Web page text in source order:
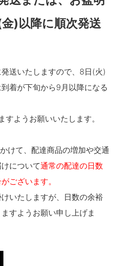
)以降に順次発送
送いたしますので、8日(火)
着が下旬から9月以降になる
ようお願いいたします。
けて、配達商品の増加や交通
について通常の配達の日数
ございます。
いたしますが、日数の余裕
すようお願い申し上げま